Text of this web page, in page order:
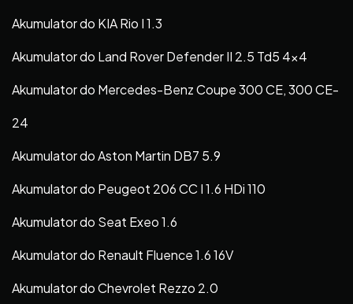
Akumulator do KIA Rio I 1.3
Akumulator do Land Rover Defender II 2.5 Td5 4×4
Akumulator do Mercedes-Benz Coupe 300 CE, 300 CE-
24
Akumulator do Aston Martin DB7 5.9
Akumulator do Peugeot 206 CC I 1.6 HDi 110
Akumulator do Seat Exeo 1.6
Akumulator do Renault Fluence 1.6 16V
Akumulator do Chevrolet Rezzo 2.0